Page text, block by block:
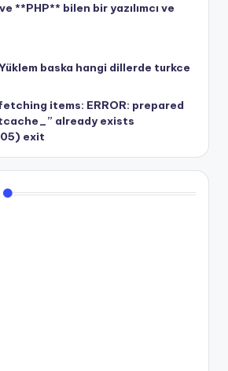
**PHP** bilen bir yazılımcı ve
baska hangi dillerde turkce
items: ERROR: prepared
already exists
exit